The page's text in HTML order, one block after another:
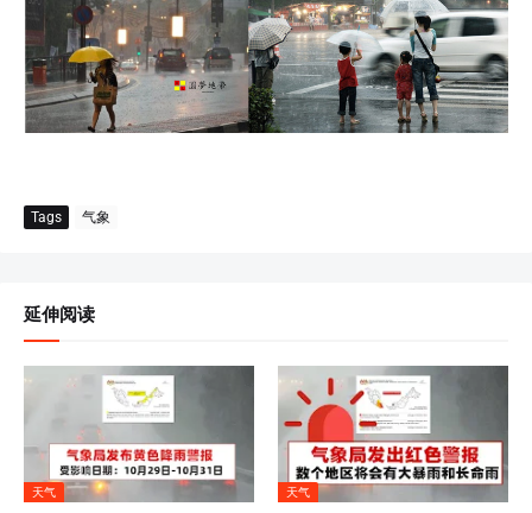
Tags 气象
延伸阅读
天气 天气